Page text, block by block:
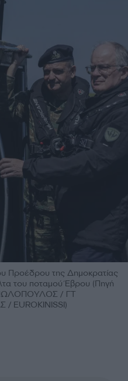
Προέδρου της Δημοκρατίας
του ποταμού Έβρου (Πηγή
/ ΓΤ
EUROKINISSI)